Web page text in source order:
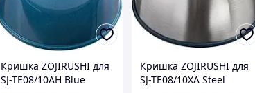
Кришка ZOJIRUSHI для
SJ-TE08/10AH Blue
Кришка ZOJIRUSHI для
SJ-TE08/10XA Steel